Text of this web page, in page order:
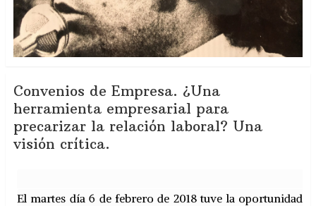
Convenios de Empresa. ¿Una
herramienta empresarial para
precarizar la relación laboral? Una
visión crítica.
El martes día 6 de febrero de 2018 tuve la oportunidad